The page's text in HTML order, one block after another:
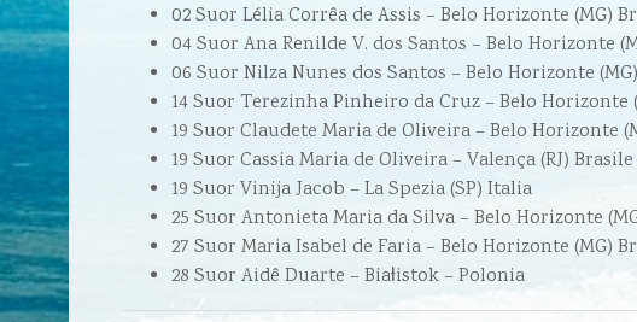
02 Suor Lélia Corrêa de Assis – Belo Horizonte (MG)
04 Suor Ana Renilde V. dos Santos – Belo Horizonte
06 Suor Nilza Nunes dos Santos – Belo Horizonte
14 Suor Terezinha Pinheiro da Cruz – Belo Horizonte
19 Suor Claudete Maria de Oliveira – Belo Horizonte
19 Suor Cassia Maria de Oliveira – Valença (RJ) Brasile
19 Suor Vinija Jacob – La Spezia (SP) Italia
25 Suor Antonieta Maria da Silva – Belo Horizonte
27 Suor Maria Isabel de Faria – Belo Horizonte (MG)
28 Suor Aidê Duarte – Biaƚistok – Polonia